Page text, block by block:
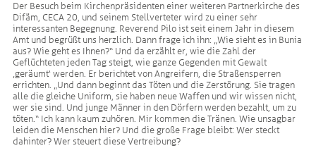
Der Besuch beim Kirchenpräsidenten einer weiteren Partnerkirche des
Difäm, CECA 20, und seinem Stellverteter wird zu einer sehr
interessanten Begegnung. Reverend Pilo ist seit einem Jahr in diesem
Amt und begrüßt uns herzlich. Dann frage ich ihn: „Wie sieht es in Bunia
aus? Wie geht es Ihnen?“ Und da erzählt er, wie die Zahl der
Geflüchteten jeden Tag steigt, wie ganze Gegenden mit Gewalt
‚geräumt‘ werden. Er berichtet von Angreifern, die Straßensperren
errichten. „Und dann beginnt das Töten und die Zerstörung. Sie tragen
alle die gleiche Uniform, sie haben neue Waffen und wir wissen nicht,
wer sie sind. Und junge Männer in den Dörfern werden bezahlt, um zu
töten.“ Ich kann kaum zuhören. Mir kommen die Tränen. Wie unsagbar
leiden die Menschen hier? Und die große Frage bleibt: Wer steckt
dahinter? Wer steuert diese Vertreibung?